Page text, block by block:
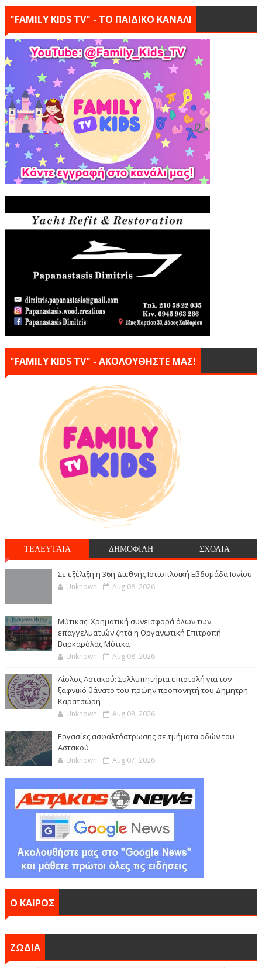
"FAMILY KIDS TV" - ΤΟ ΠΑΙΔΙΚΟ ΚΑΝΑΛΙ
"FAMILY KIDS TV" - ΑΚΟΛΟΥΘΗΣΤΕ ΜΑΣ!
ΤΕΛΕΥΤΑΙΑ ΔΗΜΟΦΙΛΗ ΣΧΟΛΙΑ
Σε εξέλιξη η 36η Διεθνής Ιστιοπλοϊκή Εβδομάδα Ιονίου
Unknown Aug 08, 2026
Μύτικας: Χρηματική συνεισφορά όλων των
επαγγελματιών ζητά η Οργανωτική Επιτροπή
Βαρκαρόλας Μύτικα
Unknown Aug 08, 2026
Αίολος Αστακού: Συλλυπητήρια επιστολή για τον
ξαφνικό θάνατο του πρώην προπονητή του Δημήτρη
Καρατσώρη
Unknown Aug 08, 2026
Εργασίες ασφαλτόστρωσης σε τμήματα οδών του
Αστακού
Unknown Aug 07, 2026
Ο ΚΑΙΡΟΣ
ΖΩΔΙΑ